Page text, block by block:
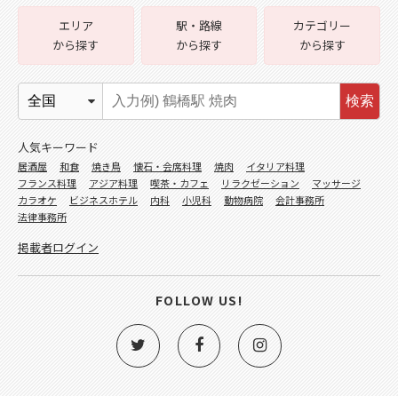
エリア
から探す
駅・路線
から探す
カテゴリー
から探す
検索
人気キーワード
居酒屋 和食 焼き鳥 懐石・会席料理 焼肉
イタリア料理
フランス料理
アジア料理 喫茶・カフェ リラクゼーション
マッサージ
カラオケ
ビジネスホテル 内科 小児科 動物病院
会計事務所
法律事務所
掲載者ログイン
FOLLOW US!